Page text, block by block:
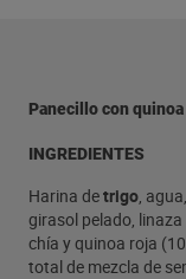
Panecillo con quinoa
INGREDIENTES
Harina detrigo,
girasol pelado,
chía y quinoa roja
total de mezcla de